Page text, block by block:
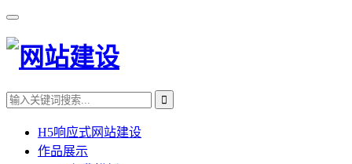
H5响应式网站建设
作品展示